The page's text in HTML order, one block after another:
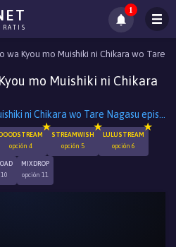
1
wa Kyou mo Muishiki ni Chikara wo Tare
mo Muishiki ni Chikara
DOODSTREAM
opción 4
STREAMWISH
opción 5
LULUSTREAM
opción 6
MIXDROP
opción 11